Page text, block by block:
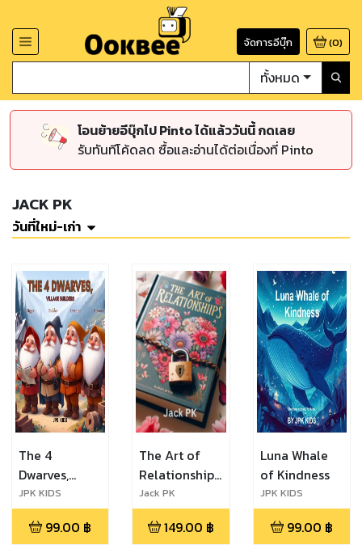
จัดการอีบุ๊ก (0)
ทั้งหมด
โอนย้ายอีบุ๊กไป Pinto ได้แล้ววันนี้ กดเลย
รับทันทีโค้ดลด ซื้อและอ่านได้ต่อเนื่องที่ Pinto
JACK PK
วันที่ใหม่-เก่า
The 4
Dwarves,
Village
Builders
JPK KIDS
99.00 ฿
The Art of
Relationships
ศิลปะแห่งความ
สัมพันธ์
Jack PK
149.00 ฿
Luna Whale
of Kindness
JPK KIDS
99.00 ฿